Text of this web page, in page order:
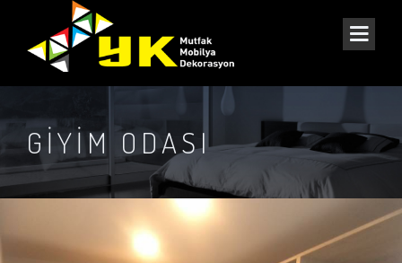
GİYİM ODASI